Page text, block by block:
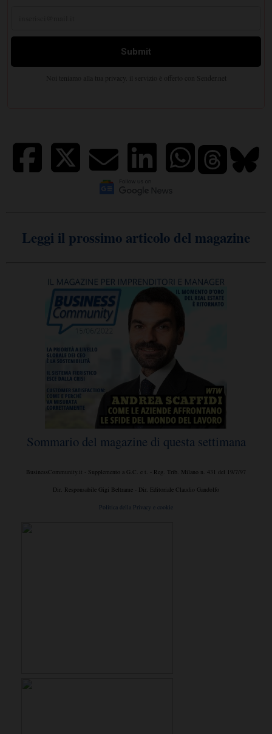
Leggi il prossimo articolo del magazine
Sommario del magazine di questa settimana
BusinessCommunity.it - Supplemento a G.C. e t. - Reg. Trib. Milano n. 431 del 19/7/97
Dir. Responsabile Gigi Beltrame - Dir. Editoriale Claudio Gandolfo
Politica della Privacy e cookie